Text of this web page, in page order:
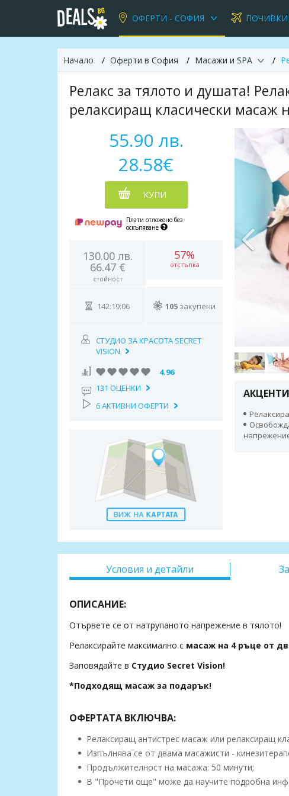
ОФЕРТИ - СОФИЯ ПОЧИВКИ
Начало Оферти в София Масажи и SPA
Релакс за тялото и душата!
релаксиращ класически масаж
55.90 лв.
28.58€
КУПИ
Плати отложено без
оскъпяване
130.00 лв.
66.47 €
стойност
57%
отстъпка
142:19:05 105 закупени
СТУДИО ЗА КРАСОТА SECRET
VISION
4.96
131 ОЦЕНКИ
6 АКТИВНИ ОФЕРТИ
Условия и детайли
ОПИСАНИЕ:
Отървете се от натрупаното напрежение в тялото!
Релаксирайте максимално с масаж на 4 ръце от
Заповядайте в Студио Secret Vision!
*Подходящ масаж за подарък!
ОФЕРТАТА ВКЛЮЧВА:
Релаксиращ антистрес масаж или релаксиращ
Изпълнява се от двама масажисти -
Продължителност на масажа: 50 минути;
В "Прочети още" може да научите подробна